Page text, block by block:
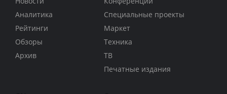
Аналитика
Рейтинги
Обзоры
Архив
Специальные проекты
Маркет
Техника
ТВ
Печатные издания